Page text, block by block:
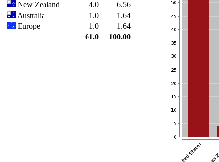
New Zealand
4.0
6.56
Australia
1.0
1.64
Europe
1.0
1.64
61.0
100.00